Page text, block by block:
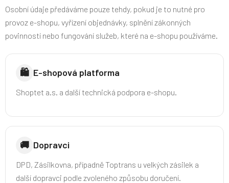
Osobní údaje předáváme pouze tehdy, pokud je to nutné pro
provoz e-shopu, vyřízení objednávky, splnění zákonných
povinností nebo fungování služeb, které na e-shopu používáme.
🛍️ E-shopová platforma
Shoptet a.s. a další technická podpora e-shopu.
🚚 Dopravci
DPD, Zásilkovna, případně Toptrans u velkých zásilek a
další dopravci podle zvoleného způsobu doručení.